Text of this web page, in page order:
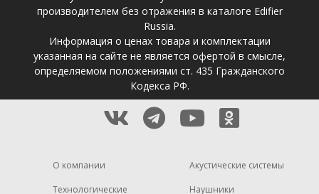
производителем без отражения в каталоге Edifier
Russia.
Информация о ценах товара и комплектации
указанная на сайте не является офертой в смысле,
определяемом положениями ст. 435 Гражданского
Кодекса РФ.
О компании
Технологические
Акустические системы
Наушники